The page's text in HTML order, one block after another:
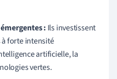
: Ils investissent
à forte intensité
artificielle, la
vertes.